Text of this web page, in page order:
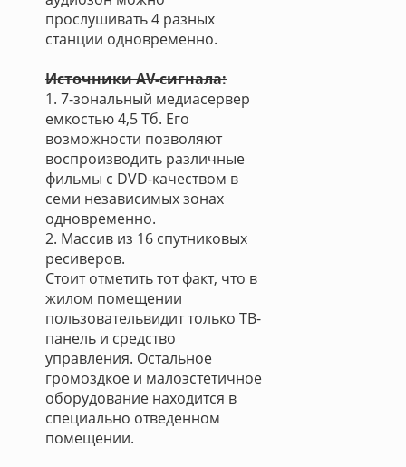
прослушивать 4 разных
станции одновременно.
Источники AV-сигнала:
1. 7-зональный медиасервер
емкостью 4,5 Тб. Его
возможности позволяют
воспроизводить различные
фильмы с DVD-качеством в
семи независимых зонах
одновременно.
2. Массив из 16 спутниковых
ресиверов.
Стоит отметить тот факт, что в
жилом помещении
пользовательвидит только ТВ-
панель и средство
управления. Остальное
громоздкое и малоэстетичное
оборудование находится в
специально отведенном
помещении.